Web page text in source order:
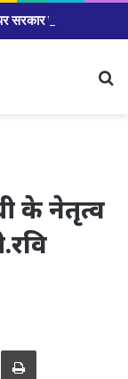
के नेतृत्व
Print